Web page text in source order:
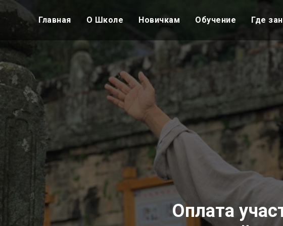
Главная О Школе Новичкам Обучение Где
Оплата